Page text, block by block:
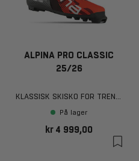
ALPINA PRO CLASSIC
25/26
KLASSISK SKISKO FOR TRENING OG KONKURRANSE
På lager
kr 4 999,00